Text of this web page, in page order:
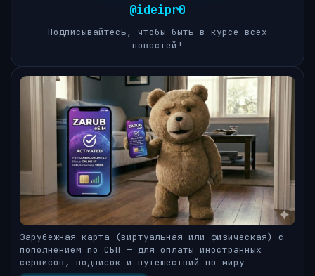
@ideipr0
Подписывайтесь, чтобы быть в курсе всех
новостей!
Зарубежная карта (виртуальная или физическая) с
пополнением по СБП — для оплаты иностранных
сервисов, подписок и путешествий по миру